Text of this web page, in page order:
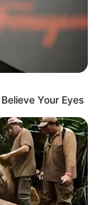
Visual
Your Eyes